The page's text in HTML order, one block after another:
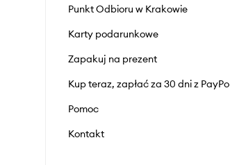
Punkt Odbioru w Krakowie
Karty podarunkowe
Zapakuj na prezent
Kup teraz, zapłać za 30 dni z PayPo
Pomoc
Kontakt